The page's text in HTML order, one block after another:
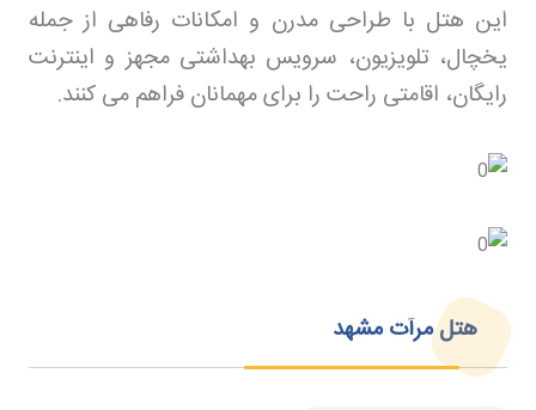
این هتل با طراحی مدرن و امکانات رفاهی از جمله
یخچال، تلویزیون، سرویس بهداشتی مجهز و اینترنت
رایگان، اقامتی راحت را برای مهمانان فراهم می کنند.
هتل مرآت مشهد